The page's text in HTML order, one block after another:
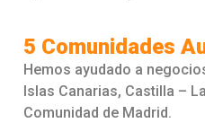
5 Comunidades
Hemos ayudado a
Islas Canarias, Castilla –
Comunidad de Madrid.